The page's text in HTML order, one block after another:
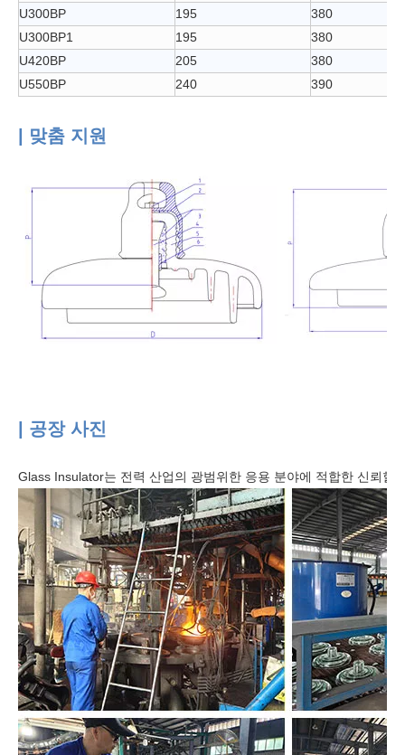
U300BP
195
380
U300BP1
195
380
U420BP
205
380
U550BP
240 390
| 맞춤 지원
| 공장 사진
Glass Insulator는 전력 산업의 광범위한 응용 분야에 적합한 신뢰